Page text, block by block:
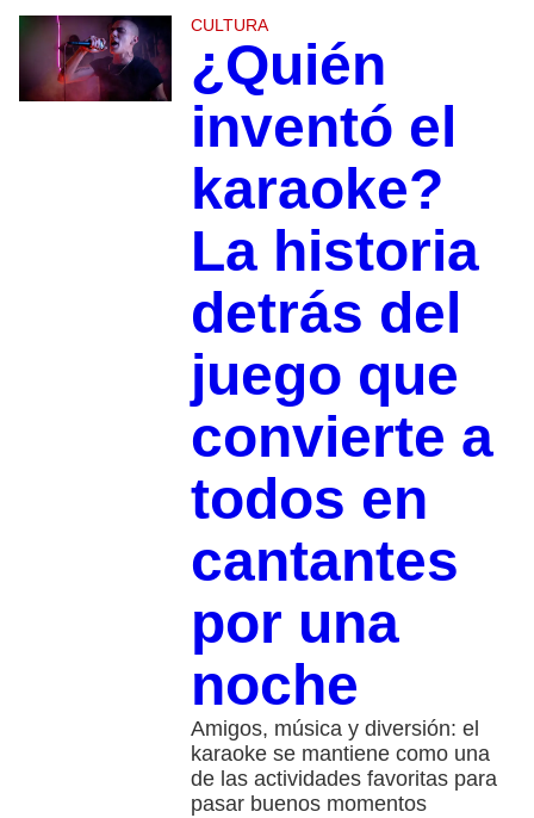
CULTURA
¿Quién
inventó el
karaoke?
La historia
detrás del
juego que
convierte a
todos en
cantantes
por una
noche
Amigos, música y diversión: el
karaoke se mantiene como una
de las actividades favoritas para
pasar buenos momentos